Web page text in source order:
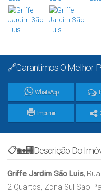
🔗Garantimos O Melhor
WhatsApp
Imprimir
📋🏡🏢Descrição Do
Griffe Jardim São Luis,
2 Quartos, Zona Sul São